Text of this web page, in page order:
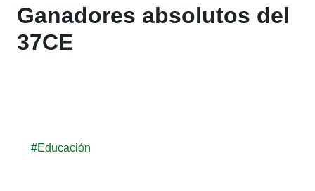
Ganadores absolutos del
37CE
#Educación